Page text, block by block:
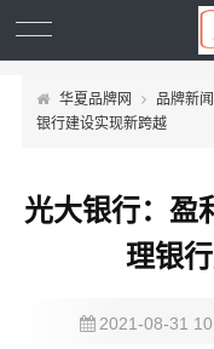
华夏品牌网 品牌新闻
银行建设实现新跨越
光大银行：盈
理银
2021-08-31